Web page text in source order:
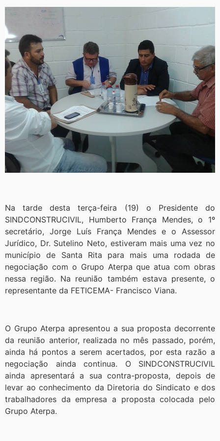
Na tarde desta terça-feira (19) o Presidente do
SINDCONSTRUCIVIL, Humberto França Mendes, o 1º
secretário, Jorge Luís França Mendes e o Assessor
Jurídico, Dr. Sutelino Neto, estiveram mais uma vez no
município de Santa Rita para mais uma rodada de
negociação com o Grupo Aterpa que atua com obras
nessa região. Na reunião também estava presente, o
representante da FETICEMA- Francisco Viana.
O Grupo Aterpa apresentou a sua proposta decorrente
da reunião anterior, realizada no mês passado, porém,
ainda há pontos a serem acertados, por esta razão a
negociação ainda continua. O SINDCONSTRUCIVIL
ainda apresentará a sua contra-proposta, depois de
levar ao conhecimento da Diretoria do Sindicato e dos
trabalhadores da empresa a proposta colocada pelo
Grupo Aterpa.